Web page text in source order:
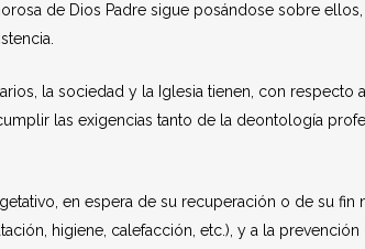
de Dios Padre sigue posándose sobre
la sociedad y la Iglesia tienen, con respecto
las exigencias tanto de la deontología
en espera de su recuperación o de su fin
higiene, calefacción, etc.), y a la